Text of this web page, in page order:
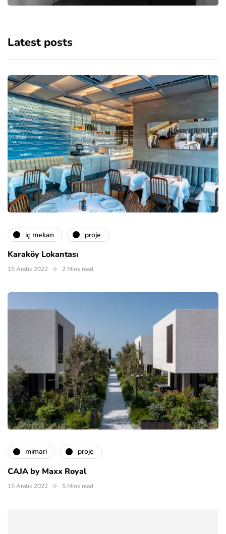
Latest posts
i̇ç mekan proje
Karaköy Lokantası
15 Aralık 2022 2 Mins read
mimari proje
CAJA by Maxx Royal
15 Aralık 2022 5 Mins read